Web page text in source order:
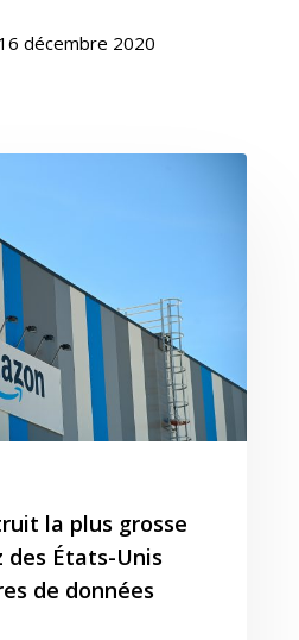
décembre 2020
la plus grosse
des États-Unis
de données